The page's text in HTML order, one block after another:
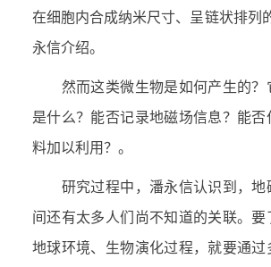
在细胞内合成纳米尺寸、呈链状排列
永信介绍。
然而这类微生物是如何产生的？
是什么？能否记录地磁场信息？能
料加以利用？。
研究过程中，潘永信认识到，地
间还有太多人们尚不知道的关联。要
地球环境、生物演化过程，就要通过